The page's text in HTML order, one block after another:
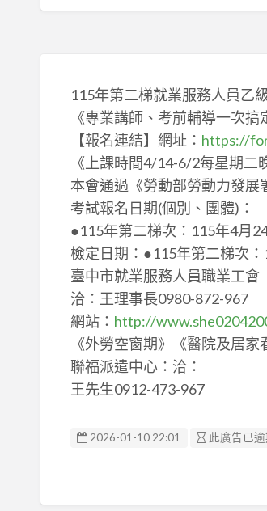
115年第二梯就業服務人員乙
《專業講師、考前輔導一次搞
【報名連結】網址： https://
《上課時間4/14-6/2每星期二
本會通過《勞動部勞動力發展
考試報名日期(個別、團體)：
●115年第二梯次：115年4月
檢定日期：●115年第二梯次：
臺中市就業服務人員職業工會
洽：王理事長0980-872-967
網站： http://
《外勞空窗期》《醫院及居家
聯福派遣中心：洽：
王先生0912-473-967
2026-01-10 22:01 此廣告已逾